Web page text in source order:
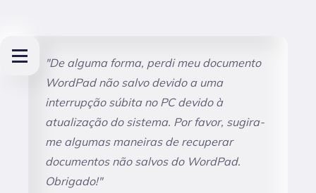
"De alguma forma, perdi meu documento
WordPad não salvo devido a uma
interrupção súbita no PC devido à
atualização do sistema. Por favor, sugira-
me algumas maneiras de recuperar
documentos não salvos do WordPad.
Obrigado!"